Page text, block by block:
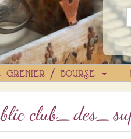
GRENIER / BOURSE